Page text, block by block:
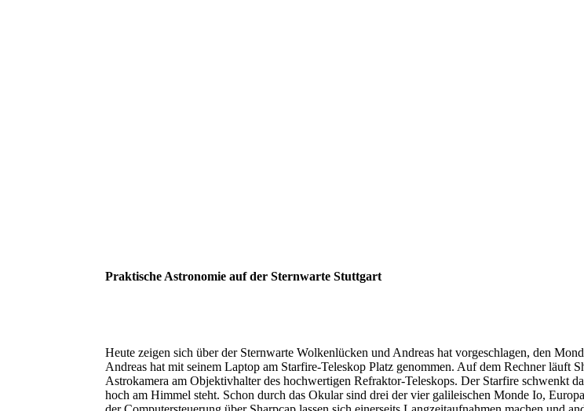
Praktische Astronomie auf der Sternwarte Stuttgart
Heute zeigen sich über der Sternwarte Wolkenlücken und Andreas hat vorgeschlagen, den
Andreas hat mit seinem Laptop am Starfire-Teleskop Platz genommen. Auf dem Rechner läuft
Astrokamera am Objektivhalter des hochwertigen Refraktor-Teleskops. Der Starfire schwenkt
hoch am Himmel steht. Schon durch das Okular sind drei der vier galileischen Monde Io,